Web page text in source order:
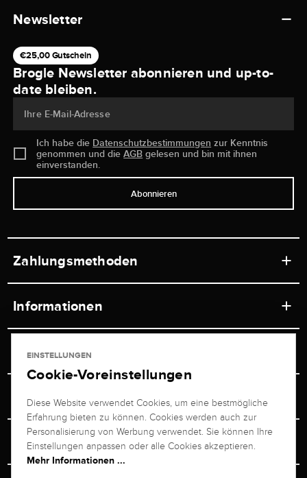
Newsletter
€25,00 Gutschein
Brogle Newsletter abonnieren und up-to-
date bleiben.
Ihre E-Mail-Adresse
Ich habe die Datenschutzbestimmungen zur Kenntnis
genommen und dieAGB gelesen und bin mit ihnen
einverstanden.
Abonnieren
Zahlungsmethoden
Informationen
Ladengeschäft
Versand & Zahlung
Ratgeber
Service
Newsletterabmeldung
Retouren-Service
Juwelier Brogle
Über uns
Unternehmen
Persönlicher Berater
EINSTELLUNGEN
Cookie-Voreinstellungen
Diese Website verwendet Cookies, um eine bestmögliche
Erfahrung bieten zu können. Cookies werden auch zur
Personalisierung von Werbung verwendet. Sie können Ihre
Einstellungen anpassen oder alle Cookies akzeptieren.
Mehr Informationen ...